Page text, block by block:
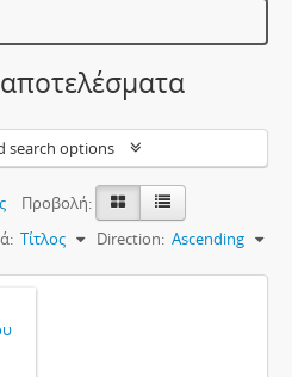
search options
Προβολή:
Τίτλος Direction: Ascending